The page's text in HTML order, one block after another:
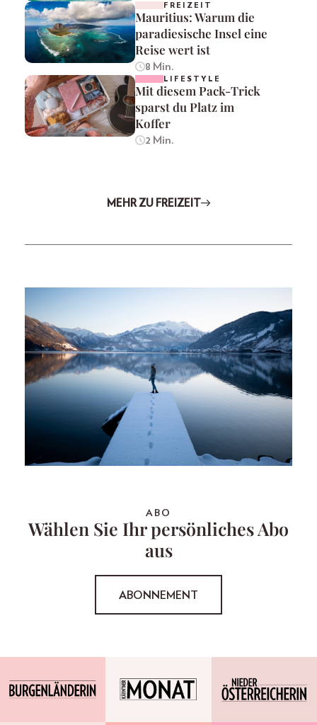
FREIZEIT
Mauritius: Warum die
paradiesische Insel eine
Reise wert ist
8 Min.
LIFESTYLE
Mit diesem Pack-Trick
sparst du Platz im
Koffer
2 Min.
MEHR ZU FREIZEIT
ABO
Wählen Sie Ihr persönliches Abo
aus
ABONNEMENT